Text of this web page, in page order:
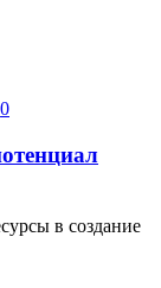
0
в создание